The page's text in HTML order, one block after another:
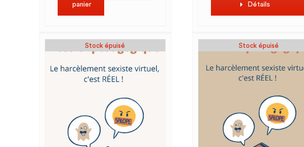
panier
Détails
Stock épuisé Stock épuisé